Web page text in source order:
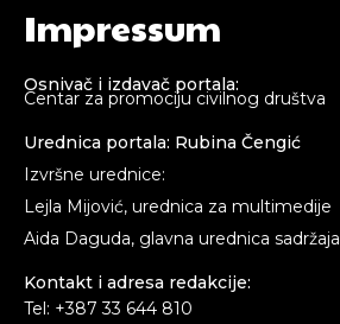
Impressum
Osnivač i izdavač portala:
Centar za promociju civilnog društva
Urednica portala: Rubina Čengić
Izvršne urednice:
Lejla Mijović, urednica za multimedije
Aida Daguda, glavna urednica sadržaja
Kontakt i adresa redakcije:
Tel: +387 33 644 810